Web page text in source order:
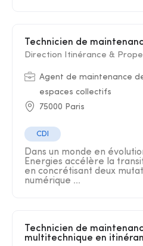
Technicien de
Direction Itinérance &
Agent de maintenance
espaces collectifs
75000 Paris
CDI
Dans un monde en
Energies accélère la
en concrétisant deux
numérique ...
multitechnique en